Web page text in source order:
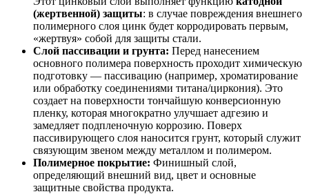
(жертвенной) защиты: в случае повреждения внешнего
полимерного слоя цинк будет корродировать первым,
«жертвуя» собой для защиты стали.
Слой пассивации и грунта: Перед нанесением
основного полимера поверхность проходит химическую
подготовку — пассивацию (например, хроматирование
или обработку соединениями титана/циркония). Это
создает на поверхности тончайшую конверсионную
пленку, которая многократно улучшает адгезию и
замедляет подпленочную коррозию. Поверх
пассивирующего слоя наносится грунт, который служит
связующим звеном между металлом и полимером.
Полимерное покрытие: Финишный слой,
определяющий внешний вид, цвет и основные
защитные свойства продукта.